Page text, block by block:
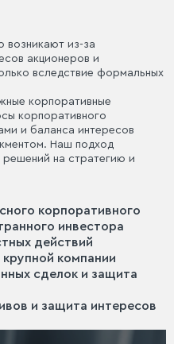
возникают из-за
акционеров и
вследствие формальных
корпоративные
корпоративного
и баланса интересов
Наш подход
решений на стратегию и
корпоративного
инвестора
действий
компании
сделок и защита
и защита интересов